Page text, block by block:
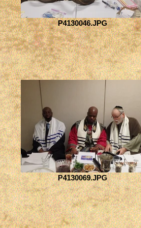
P4130046.JPG
P4130069.JPG